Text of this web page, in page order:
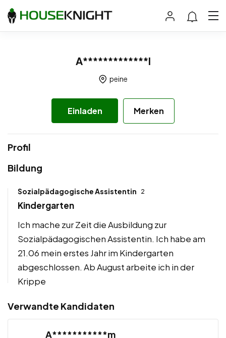
A*************l
peine
Einladen Merken
Profil
Bildung
Sozialpädagogische Assistentin 2
Kindergarten
Ich mache zur Zeit die Ausbildung zur
Sozialpädagogischen Assistentin. Ich habe am
21.06 mein erstes Jahr im Kindergarten
abgeschlossen. Ab August arbeite ich in der
Krippe
Verwandte Kandidaten
A***********m